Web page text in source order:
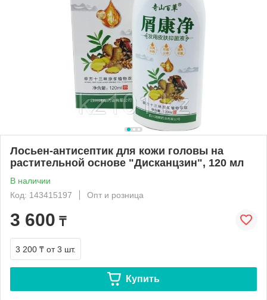
Лосьен-антисептик для кожи головы на
растительной основе "Дисканцзин", 120 мл
В наличии
Код: 143415197
Опт и розница
3 600 ₸
3 200 ₸ от 3 шт.
Купить